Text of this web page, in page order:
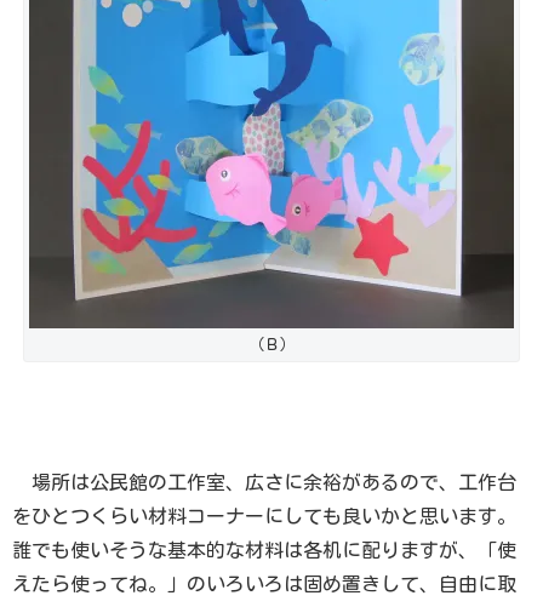
（Ｂ）
場所は公民館の工作室、広さに余裕があるので、工作台
をひとつくらい材料コーナーにしても良いかと思います。
誰でも使いそうな基本的な材料は各机に配りますが、「使
えたら使ってね。」のいろいろは固め置きして、自由に取